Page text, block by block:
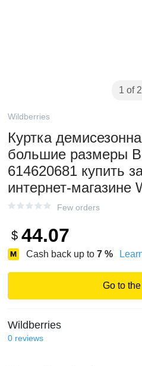
1 of
Wildberries
Куртка
большие размеры
614620681 купить
интернет‑магазине
Few orders
$ 44.07
Cash back up to 7 %
Go to
Wildberries
0 reviews